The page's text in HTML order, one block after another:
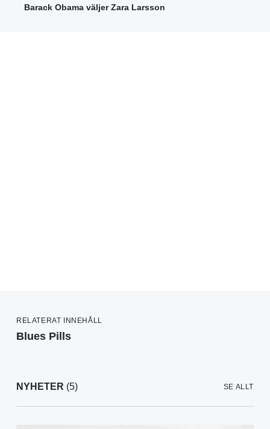
Barack Obama väljer Zara Larsson
RELATERAT INNEHÅLL
Blues Pills
NYHETER (5) SE ALLT